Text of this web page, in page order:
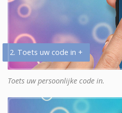
2. Toets uw code in +
Toets uw persoonlijke code in.